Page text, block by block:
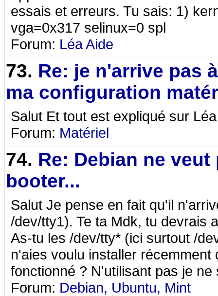
essais et erreurs. Tu sais: 1)
vga=0x317 selinux=0 spl
Forum: Léa Aide
73. Re: je n'arrive pas
ma configuration
Salut Et tout est expliqué sur
Forum: Matériel
74. Re: Debian ne veut
booter...
Salut Je pense en fait qu'il
/dev/tty1). Te ta Mdk, tu devrais
As-tu les /dev/tty* (ici surtout /
n'aies voulu installer
fonctionné ? N'utilisant pas je
Forum: Debian, Ubuntu, Mint